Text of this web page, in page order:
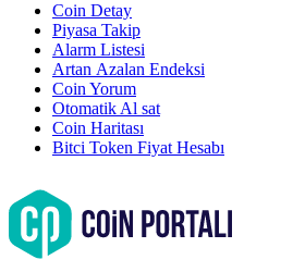
Coin Detay
Piyasa Takip
Alarm Listesi
Artan Azalan Endeksi
Coin Yorum
Otomatik Al sat
Coin Haritası
Bitci Token Fiyat Hesabı